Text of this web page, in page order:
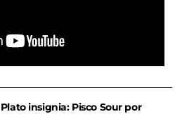
Plato insignia: Pisco Sour por